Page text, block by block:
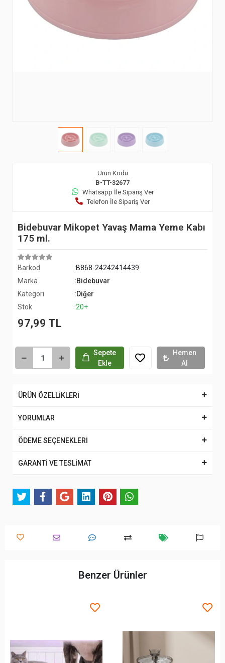
Ürün Kodu
B-TT-32677
Whatsapp İle Sipariş Ver
Telefon İle Sipariş Ver
Bidebuvar Mikopet Yavaş Mama Yeme Kabı
175 ml.
Barkod
:B868-24242414439
Marka
:Bidebuvar
Kategori
:Diğer
Stok
:20+
97,99 TL
Sepete
Ekle
Hemen
Al
ÜRÜN ÖZELLİKLERİ
YORUMLAR
ÖDEME SEÇENEKLERİ
GARANTİ VE TESLİMAT
Benzer Ürünler